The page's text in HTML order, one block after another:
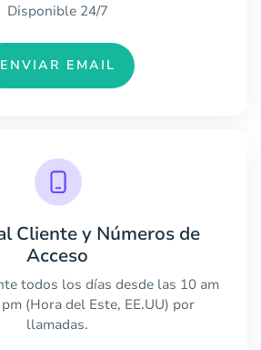
Disponible 24/7
ENVIAR EMAIL
Cliente y Números de
Acceso
todos los días desde las 10 am
(Hora del Este, EE.UU) por
llamadas.